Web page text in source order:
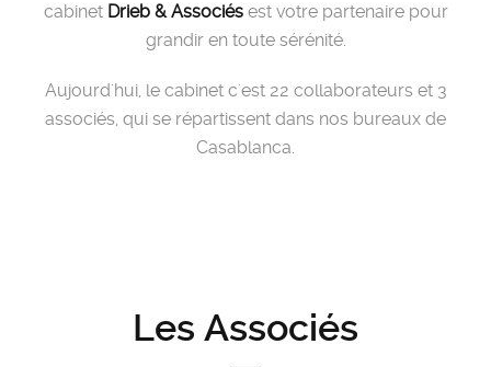
cabinet Drieb & Associésest votre partenaire pour
grandir en toute sérénité.
Aujourd'hui, le cabinet c'est 22 collaborateurs et 3
associés, qui se répartissent dans nos bureaux de
Casablanca.
Les Associés